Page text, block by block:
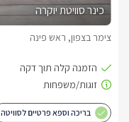
כינר סוויטת יוקרה
צימר בצפון, ראש פינה
בריכה וספא פרטיים לסוויטה